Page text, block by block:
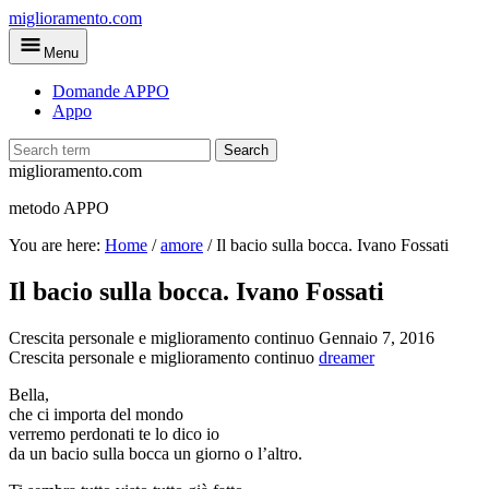
Skip
to
main
miglioramento.com
Menu
Domande APPO
Appo
Search
miglioramento.com
metodo APPO
You are here: Home /amore /Il bacio sulla bocca. Ivano Fossati
Il bacio sulla bocca. Ivano Fossati
Crescita personale e miglioramento continuo Gennaio 7, 2016
Crescita personale e miglioramento continuo dreamer
Bella,
che ci importa del mondo
verremo perdonati te lo dico io
da un bacio sulla bocca un giorno o l’altro.